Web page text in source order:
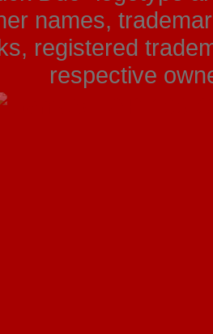
names,
registered
respective